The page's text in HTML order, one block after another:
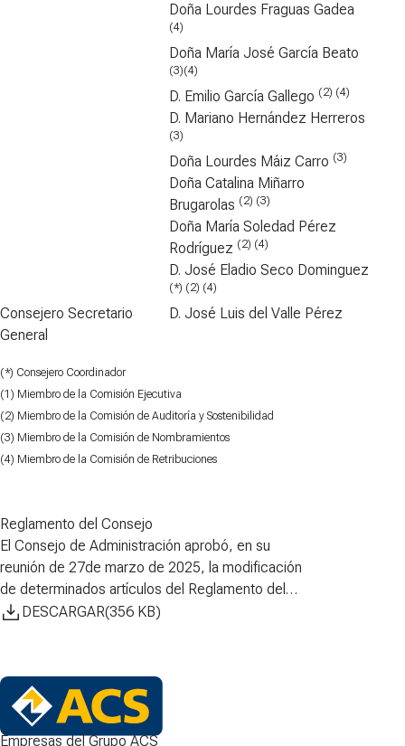
Doña Lourdes Fraguas Gadea
(4)
Doña María José García Beato
(3)(4)
D. Emilio García Gallego (2) (4)
D. Mariano Hernández Herreros
(3)
Doña Lourdes Máiz Carro (3)
Doña Catalina Miñarro
Brugarolas (2) (3)
Doña María Soledad Pérez
Rodríguez (2) (4)
D. José Eladio Seco Dominguez
(*) (2) (4)
Consejero Secretario
General
D. José Luis del Valle Pérez
(*) Consejero Coordinador
(1) Miembro de la Comisión Ejecutiva
(2) Miembro de la Comisión de Auditoría y Sostenibilidad
(3) Miembro de la Comisión de Nombramientos
(4) Miembro de la Comisión de Retribuciones
Reglamento del Consejo
El Consejo de Administración aprobó, en su
reunión de 27de marzo de 2025, la modificación
de determinados artículos del Reglamento del
Consejo
DESCARGAR(356 KB)
Empresas del Grupo ACS